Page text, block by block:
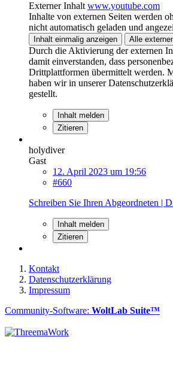
Externer Inhalt www.youtube.com
Inhalte von externen Seiten werden
nicht automatisch geladen und
Inhalt einmalig anzeigen Alle
Durch die Aktivierung der externen
damit einverstanden, dass
Drittplattformen übermittelt werden.
haben wir in unserer
gestellt.
Inhalt melden
Zitieren
holydiver
Gast
12. April 2023 um 19:56
#660
Schreiben Sie Ihren Abgeordneten |
Inhalt melden
Zitieren
Kontakt
Datenschutzerklärung
Impressum
Community-Software: WoltLab Suite™